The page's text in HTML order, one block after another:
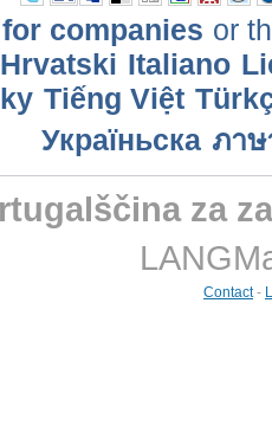
companies or
Hrvatski Italiano
Tiếng Việt
Україньска ภาษ
za
Contact-